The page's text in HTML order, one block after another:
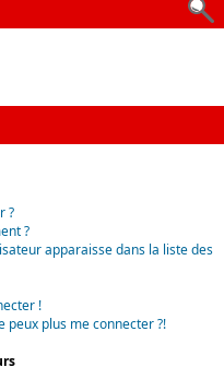
?
?
apparaisse dans la liste des
!
peux plus me connecter ?!